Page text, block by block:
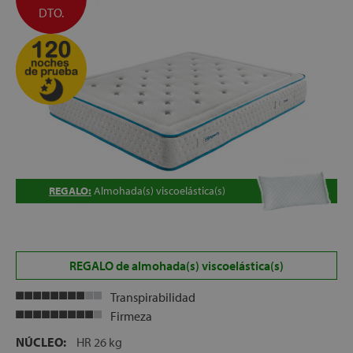
COLCHÓN, GRATIS
ALTURA:
+/- 25 cm
DTO.
REGALO: Almohada(s) viscoelástica(s)
REGALO de almohada(s) viscoelástica(s)
Transpirabilidad
Firmeza
NÚCLEO:
HR 26 kg